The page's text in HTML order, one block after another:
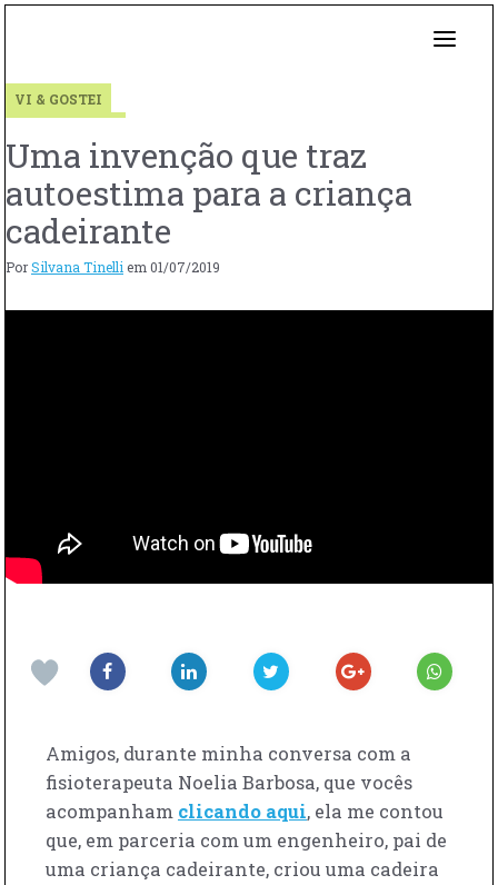
VI & GOSTEI
Uma invenção que traz
autoestima para a criança
cadeirante
PorSilvana Tinelli em 01/07/2019
Amigos, durante minha conversa com a
fisioterapeuta Noelia Barbosa, que vocês
acompanham clicando aqui, ela me contou
que, em parceria com um engenheiro, pai de
uma criança cadeirante, criou uma cadeira